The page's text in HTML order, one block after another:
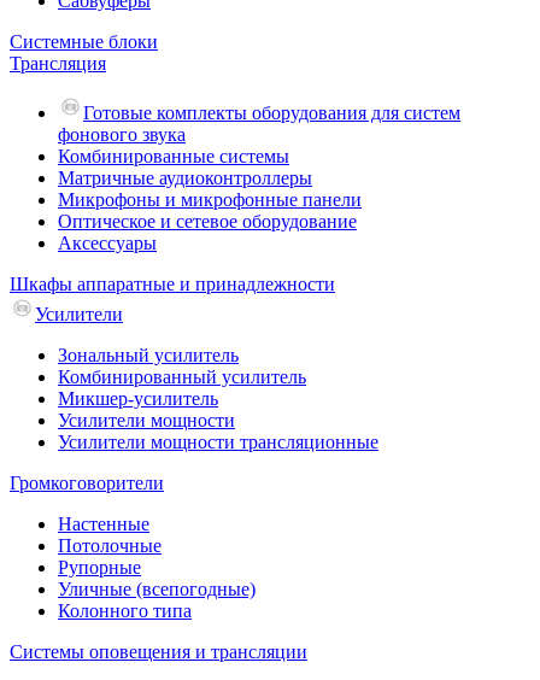
Системные блоки
Трансляция
Готовые комплекты оборудования для систем
фонового звука
Комбинированные системы
Матричные аудиоконтроллеры
Микрофоны и микрофонные панели
Оптическое и сетевое оборудование
Аксессуары
Шкафы аппаратные и принадлежности
Усилители
Зональный усилитель
Комбинированный усилитель
Микшер-усилитель
Усилители мощности
Усилители мощности трансляционные
Громкоговорители
Настенные
Потолочные
Рупорные
Уличные (всепогодные)
Колонного типа
Системы оповещения и трансляции